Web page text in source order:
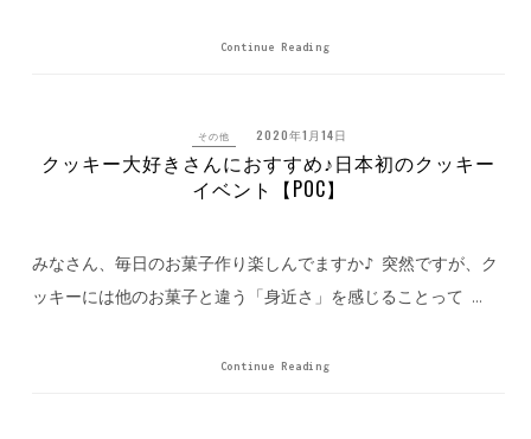
Continue Reading
その他 2020年1月14日
クッキー大好きさんにおすすめ♪日本初のクッキー
イベント【POC】
みなさん、毎日のお菓子作り楽しんでますか♪ 突然ですが、ク
ッキーには他のお菓子と違う「身近さ」を感じることって …
Continue Reading